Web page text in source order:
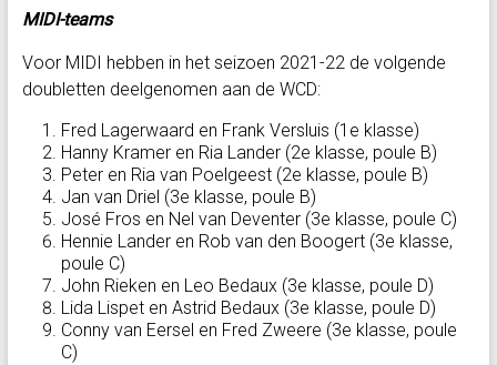
MIDI-teams
Voor MIDI hebben in het seizoen 2021-22 de volgende
doubletten deelgenomen aan de WCD:
Fred Lagerwaard en Frank Versluis (1e klasse)
Hanny Kramer en Ria Lander (2e klasse, poule B)
Peter en Ria van Poelgeest (2e klasse, poule B)
Jan van Driel (3e klasse, poule B)
José Fros en Nel van Deventer (3e klasse, poule C)
Hennie Lander en Rob van den Boogert (3e klasse,
poule C)
John Rieken en Leo Bedaux (3e klasse, poule D)
Lida Lispet en Astrid Bedaux (3e klasse, poule D)
Conny van Eersel en Fred Zweere (3e klasse, poule
C)